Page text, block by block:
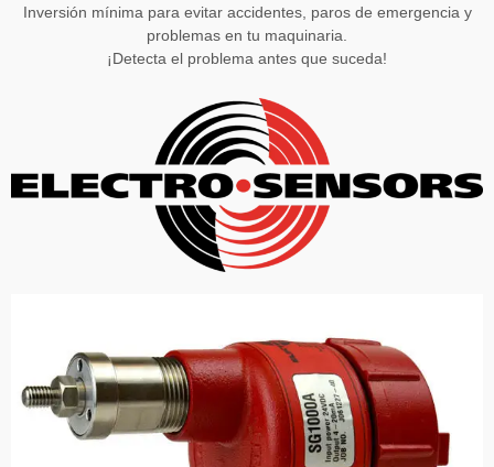
Inversión mínima para evitar accidentes, paros de emergencia y
problemas en tu maquinaria.
¡Detecta el problema antes que suceda!